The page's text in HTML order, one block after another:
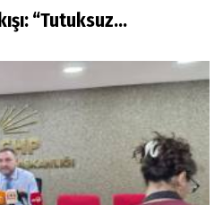
“Tutuksuz...